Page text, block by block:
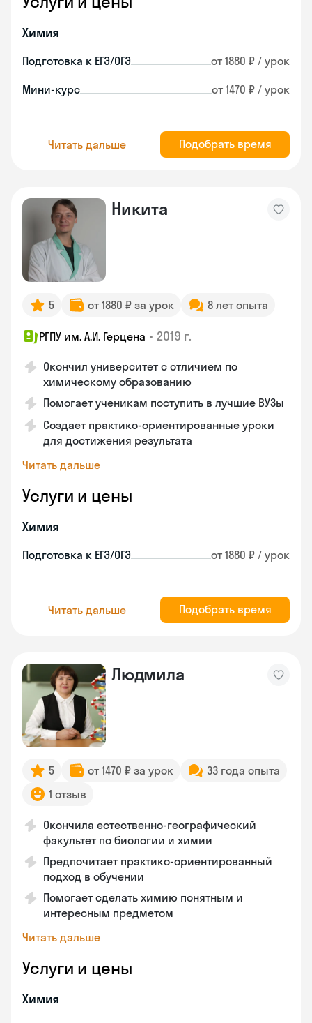
Химия
Подготовка к ЕГЭ/ОГЭ от 1880 ₽ / урок
Мини-курс от 1470 ₽ / урок
Читать дальше Подобрать время
Никита
5 от 1880 ₽ за урок 8 лет опыта
РГПУ им. А.И. Герцена • 2019 г.
Окончил университет с отличием по
химическому образованию
Помогает ученикам поступить в лучшие ВУЗы
Создает практико-ориентированные уроки
для достижения результата
Читать дальше
Услуги и цены
Химия
Подготовка к ЕГЭ/ОГЭ от 1880 ₽ / урок
Читать дальше Подобрать время
Людмила
5 от 1470 ₽ за урок
33 года опыта
1 отзыв
Окончила естественно-географический
факультет по биологии и химии
Предпочитает практико-ориентированный
подход в обучении
Помогает сделать химию понятным и
интересным предметом
Читать дальше
Услуги и цены
Химия